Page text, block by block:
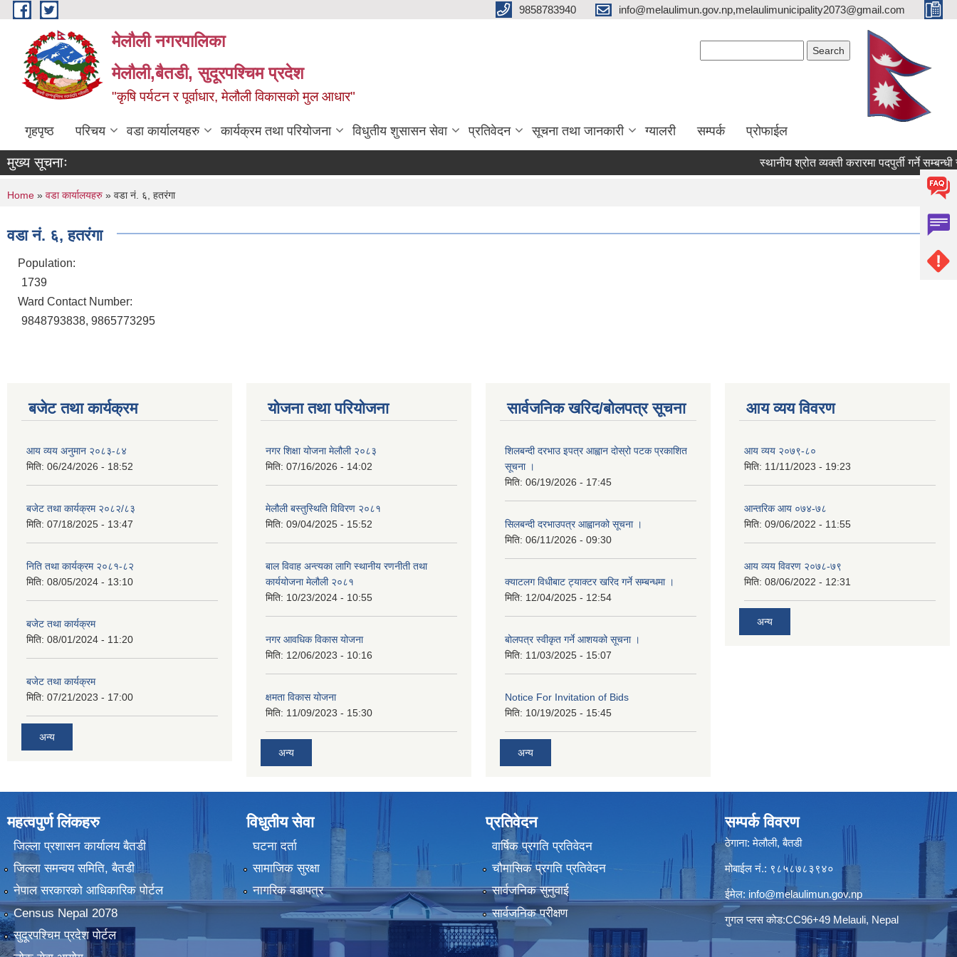
Skip to main content 9858783940 info@melaulimun.gov.np,melaulimunicipality2073@gmail.com
मेलौली नगरपालिका
मेलौली,बैतडी, सुदूरपश्‍चिम प्रदेश
"कृषि पर्यटन र पूर्वाधार, मेलौली विकासको मुल आधार"
गृहपृष्ठ परिचय वडा कार्यालयहरु कार्यक्रम तथा परियोजना विधुतीय शुसासन सेवा प्रतिवेदन सूचना तथा जानकारी ग्यालरी सम्पर्क प्रोफाईल
मुख्य सूचनाः स्थानीय श्रोत व्यक्ती करारमा पदपुर्ती गर्ने सम्बन्धी
You are here
Home » वडा कार्यालयहरु » वडा नं. ६, हतरंगा
वडा नं. ६, हतरंगा
Population:
1739
Ward Contact Number:
9848793838, 9865773295
बजेट तथा कार्यक्रम
आय व्यय अनुमान २०८३-८४
मिति: 06/24/2026 - 18:52
बजेट तथा कार्यक्रम २०८२/८३
मिति: 07/18/2025 - 13:47
निति तथा कार्यक्रम २०८१-८२
मिति: 08/05/2024 - 13:10
बजेट तथा कार्यक्रम
मिति: 08/01/2024 - 11:20
बजेट तथा कार्यक्रम
मिति: 07/21/2023 - 17:00
अन्य
योजना तथा परियोजना
नगर शिक्षा योजना मेलौली २०८३
मिति: 07/16/2026 - 14:02
मेलौली बस्तुस्थिति विविरण २०८१
मिति: 09/04/2025 - 15:52
बाल विवाह अन्त्यका लागि स्थानीय रणनीती तथा
कार्ययोजना मेलौली २०८१
मिति: 10/23/2024 - 10:55
नगर आवधिक विकास योजना
मिति: 12/06/2023 - 10:16
क्षमता विकास योजना
मिति: 11/09/2023 - 15:30
अन्य
सार्वजनिक खरिद/बोलपत्र सूचना
शिलबन्दी दरभाउ इपत्र आह्वान दोस्रो पटक प्रकाशित
सूचना ।
मिति: 06/19/2026 - 17:45
सिलबन्दी दरभाउपत्र आह्वानको सूचना ।
मिति: 06/11/2026 - 09:30
क्याटलग विधीबाट ट्याक्टर खरिद गर्ने सम्बन्धमा ।
मिति: 12/04/2025 - 12:54
बोलपत्र स्वीकृत गर्ने आशयको सूचना ।
मिति: 11/03/2025 - 15:07
Notice For Invitation of Bids
मिति: 10/19/2025 - 15:45
अन्य
आय व्यय विवरण
आय व्यय २०७९-८०
मिति: 11/11/2023 - 19:23
आन्तरिक आय ०७४-७८
मिति: 09/06/2022 - 11:55
आय व्यय विवरण २०७८-७९
मिति: 08/06/2022 - 12:31
अन्य
महत्वपुर्ण लिंकहरु
जिल्ला प्रशासन कार्यालय बैतडी
जिल्ला समन्वय समिति, बैतडी
नेपाल सरकारको आधिकारिक पोर्टल
Census Nepal 2078
सुदूरपश्चिम प्रदेश पोर्टल
विधुतीय सेवा
घटना दर्ता
सामाजिक सुरक्षा
नागरिक वडापत्र
प्रतिवेदन
वार्षिक प्रगति प्रतिवेदन
चौमासिक प्रगति प्रतिवेदन
सार्वजनिक सुनुवाई
सार्वजनिक परीक्षण
सम्पर्क विवरण
ठेगाना: मेलौली, बैतडी
मोबाईल नं.: ९८५८७८३९४०
ईमेल: info@melaulimun.gov.np
गुगल प्लस कोड:CC96+49 Melauli, Nepal